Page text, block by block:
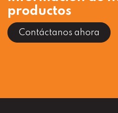
productos
Contáctanos ahora